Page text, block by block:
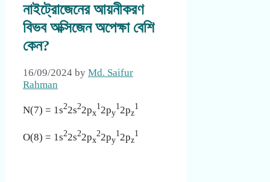
নাইট্রোজেনের আয়নীকরণ
বিভব অক্সিজেন অপেক্ষা বেশি
কেন?
16/09/2024 by Md. Saifur
Rahman
N(7) = 1s22s22px
12py
12pz
1
O(8) = 1s22s22px
22py
12pz
1